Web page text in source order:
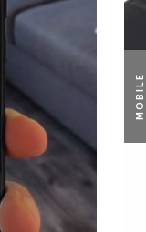
MOBILE